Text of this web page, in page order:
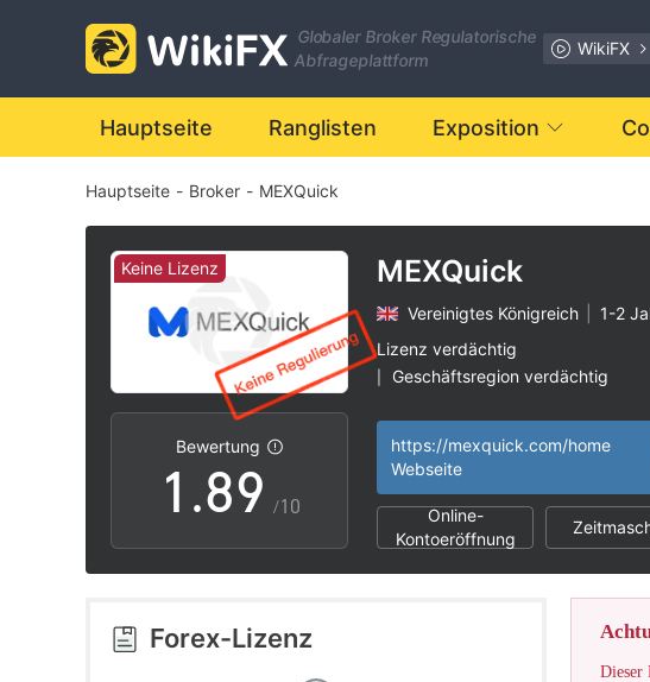
Globaler Broker Regulatorische
Abfrageplattform
WikiFX
Hauptseite Ranglisten Exposition
Hauptseite - Broker - MEXQuick
Keine Lizenz
Bewertung
0
1
2
3
.
2
3
4
5
6
7
8
9
3
4
5
7
8
9 /10
MEXQuick
Vereinigtes Königreich
1-2
Lizenz verdächtig
Geschäftsregion verdächtig
https://mexquick.com/home
Webseite
Online-
Kontoeröffnung
Forex-Lizenz
Dieser